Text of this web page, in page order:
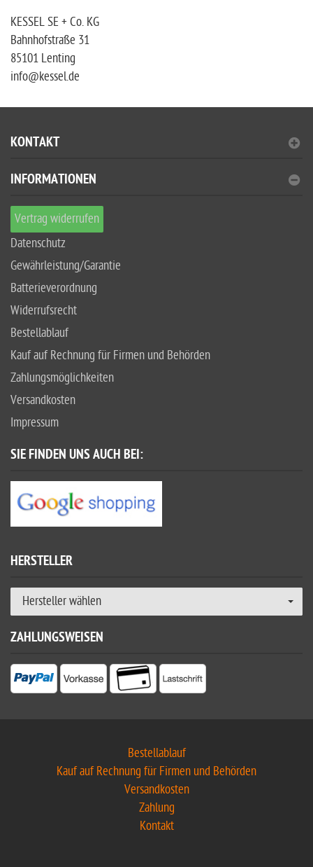
KESSEL SE + Co. KG
Bahnhofstraße 31
85101 Lenting
info@kessel.de
KONTAKT
INFORMATIONEN
Vertrag widerrufen
Datenschutz
Gewährleistung/Garantie
Batterieverordnung
Widerrufsrecht
Bestellablauf
Kauf auf Rechnung für Firmen und Behörden
Zahlungsmöglichkeiten
Versandkosten
Impressum
SIE FINDEN UNS AUCH BEI:
HERSTELLER
Hersteller wählen
ZAHLUNGSWEISEN
Bestellablauf
Kauf auf Rechnung für Firmen und Behörden
Versandkosten
Zahlung
Kontakt